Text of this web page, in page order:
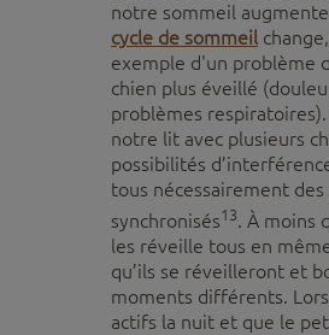
notre sommeil
cycle de sommeil
exemple d'un problème
chien plus éveillé
problèmes
notre lit avec plusieurs
possibilités
tous nécessairement
synchronisés13. À moins
les réveille tous en
qu’ils se réveilleront et
moments différents.
actifs la nuit et que le